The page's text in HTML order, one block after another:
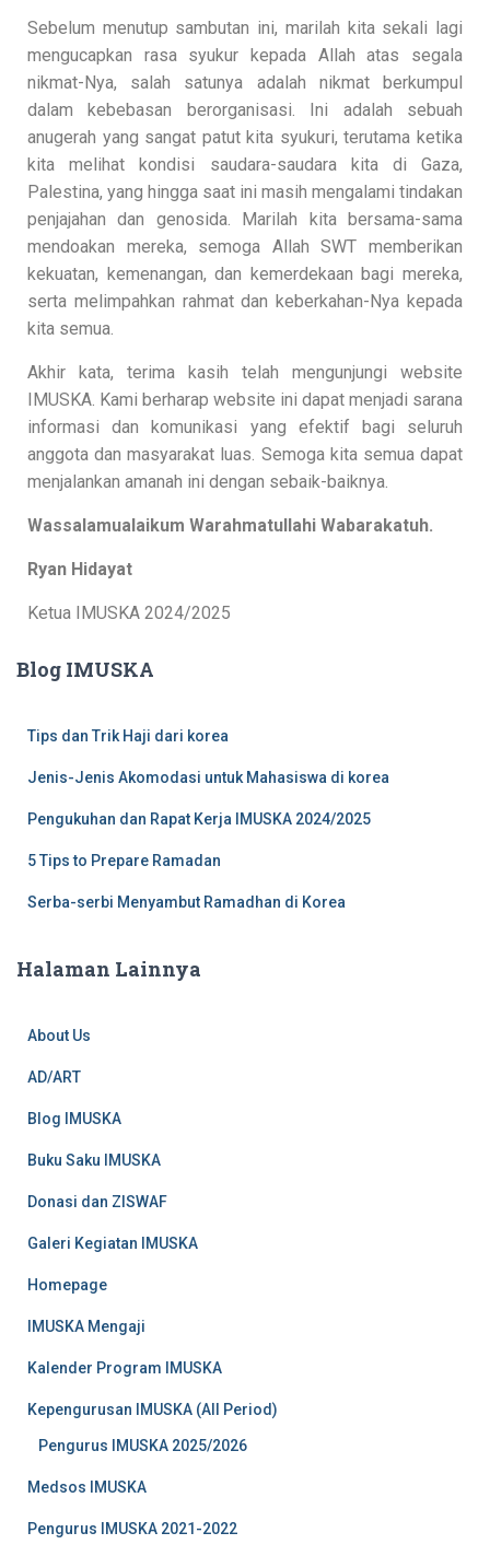
Sebelum menutup sambutan ini, marilah kita sekali lagi
mengucapkan rasa syukur kepada Allah atas segala
nikmat-Nya, salah satunya adalah nikmat berkumpul
dalam kebebasan berorganisasi. Ini adalah sebuah
anugerah yang sangat patut kita syukuri, terutama ketika
kita melihat kondisi saudara-saudara kita di Gaza,
Palestina, yang hingga saat ini masih mengalami tindakan
penjajahan dan genosida. Marilah kita bersama-sama
mendoakan mereka, semoga Allah SWT memberikan
kekuatan, kemenangan, dan kemerdekaan bagi mereka,
serta melimpahkan rahmat dan keberkahan-Nya kepada
kita semua.
Akhir kata, terima kasih telah mengunjungi website
IMUSKA. Kami berharap website ini dapat menjadi sarana
informasi dan komunikasi yang efektif bagi seluruh
anggota dan masyarakat luas. Semoga kita semua dapat
menjalankan amanah ini dengan sebaik-baiknya.
Wassalamualaikum Warahmatullahi Wabarakatuh.
Ryan Hidayat
Ketua IMUSKA 2024/2025
Blog IMUSKA
Tips dan Trik Haji dari korea
Jenis-Jenis Akomodasi untuk Mahasiswa di korea
Pengukuhan dan Rapat Kerja IMUSKA 2024/2025
5 Tips to Prepare Ramadan
Serba-serbi Menyambut Ramadhan di Korea
Halaman Lainnya
About Us
AD/ART
Blog IMUSKA
Buku Saku IMUSKA
Donasi dan ZISWAF
Galeri Kegiatan IMUSKA
Homepage
IMUSKA Mengaji
Kalender Program IMUSKA
Kepengurusan IMUSKA (All Period)
Pengurus IMUSKA 2025/2026
Medsos IMUSKA
Pengurus IMUSKA 2021-2022